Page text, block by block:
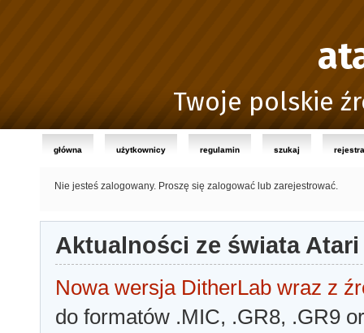
Twoje polskie
główna użytkownicy regulamin szukaj
Nie jesteś zalogowany. Proszę się zalogować lub zarejestrować.
Aktualności ze świata Atari
Nowa wersja DitherLab wraz z
do formatów .MIC, .GR8, .GR9